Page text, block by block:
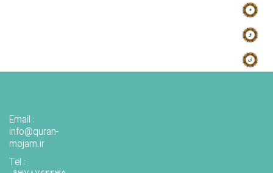
Email :
info@quran-
mojam.ir
Tel :